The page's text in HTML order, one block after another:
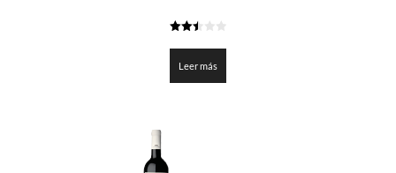
de 5
Leer más